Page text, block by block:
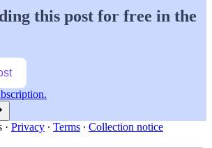
this post for free in the
· Privacy ∙ Terms ∙ Collection notice